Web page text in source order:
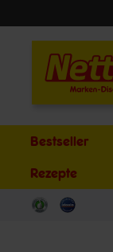
Bestseller
Rezepte